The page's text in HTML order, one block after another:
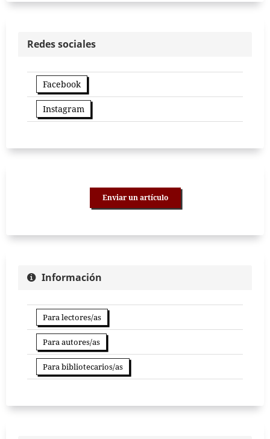
Redes sociales
Facebook
Instagram
Enviar un artículo
Información
Para lectores/as
Para autores/as
Para bibliotecarios/as